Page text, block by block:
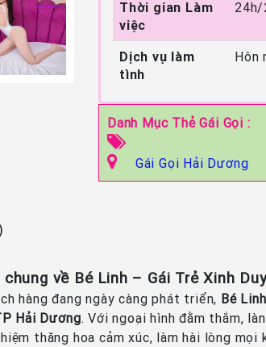
Thời gian Làm
việc
24h/
Dịch vụ làm
tình
Hôn
Danh Mục Thẻ Gái Gọi :
Gái Gọi Hải Dương
về Bé Linh – Gái Trẻ Xinh
hàng đang ngày càng phát triển, Bé Linh
Hải Dương. Với ngoại hình đằm thắm,
thăng hoa cảm xúc, làm hài lòng mọi